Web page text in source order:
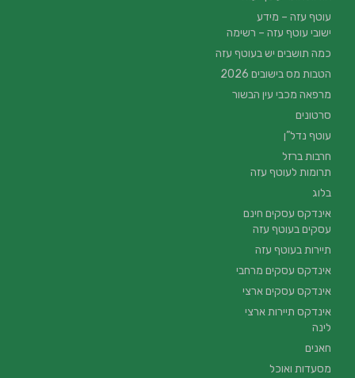
עוטף עזה – מידע
ישובי עוטף עזה – רשימה
כמה תושבים יש בעוטף עזה
הטבות מס בישובים 2026
מרפאה מכבי עין הבשור
סרטונים
עוטף נדל”ן
חרבות ברזל
תרומות לעוטף עזה
בלוג
אינדקס עסקים חינם
עסקים בעוטף עזה
תיירות בעוטף עזה
אינדקס עסקים מרחבי
אינדקס עסקים ארצי
אינדקס תיירות ארצי
לינה
חאנים
מסעדות ואוכל